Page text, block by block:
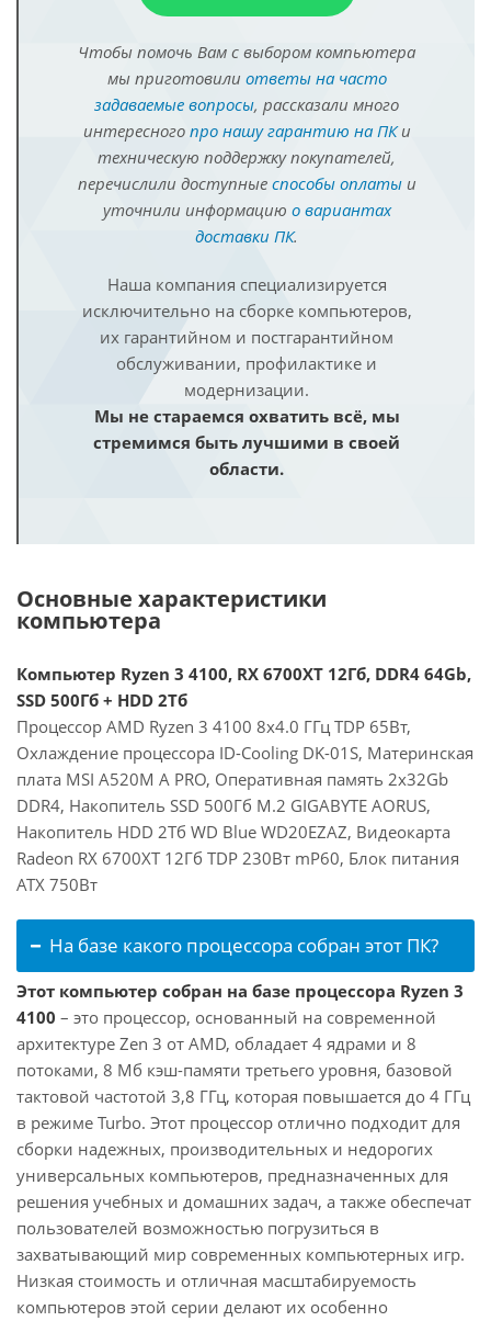
Чтобы помочь Вам с выбором компьютера
мы приготовили ответы на часто
задаваемые вопросы, рассказали много
интересного про нашу гарантию на ПКи
техническую поддержку покупателей,
перечислили доступные способы оплатыи
уточнили информацию о вариантах
доставки ПК.
Наша компания специализируется
исключительно на сборке компьютеров,
их гарантийном и постгарантийном
обслуживании, профилактике и
модернизации.
Мы не стараемся охватить всё, мы
стремимся быть лучшими в своей
области.
Основные характеристики
компьютера
Компьютер Ryzen 3 4100, RX 6700XT 12Гб, DDR4 64Gb,
SSD 500Гб + HDD 2Тб
Процессор AMD Ryzen 3 4100 8x4.0 ГГц TDP 65Вт,
Охлаждение процессора ID-Cooling DK-01S, Материнская
плата MSI A520M A PRO, Оперативная память 2x32Gb
DDR4, Накопитель SSD 500Гб M.2 GIGABYTE AORUS,
Накопитель HDD 2Тб WD Blue WD20EZAZ, Видеокарта
Radeon RX 6700XT 12Гб TDP 230Вт mP60, Блок питания
ATX 750Вт
На базе какого процессора собран этот ПК?
Этот компьютер собран на базе процессора Ryzen 3
4100 – это процессор, основанный на современной
архитектуре Zen 3 от AMD, обладает 4 ядрами и 8
потоками, 8 Мб кэш-памяти третьего уровня, базовой
тактовой частотой 3,8 ГГц, которая повышается до 4 ГГц
в режиме Turbo. Этот процессор отлично подходит для
сборки надежных, производительных и недорогих
универсальных компьютеров, предназначенных для
решения учебных и домашних задач, а также обеспечат
пользователей возможностью погрузиться в
захватывающий мир современных компьютерных игр.
Низкая стоимость и отличная масштабируемость
компьютеров этой серии делают их особенно